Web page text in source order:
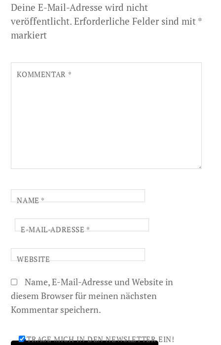
Deine E-Mail-Adresse wird nicht
veröffentlicht. Erforderliche Felder sind mit *
markiert
KOMMENTAR *
NAME*
E-MAIL-ADRESSE*
WEBSITE
Name, E-Mail-Adresse und Website in
diesem Browser für meinen nächsten
Kommentar speichern.
TRAGE MICH IN DEN NEWSLETTER EIN!